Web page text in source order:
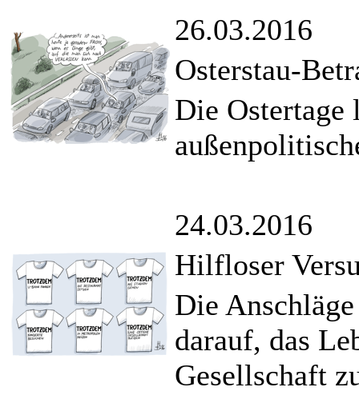
26.03.2016
Osterstau-
Die
24.03.2016
Hilfloser
Die
darauf, das
Gesellschaft